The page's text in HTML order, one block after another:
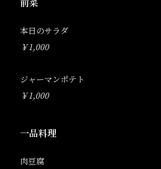
本日のサラダ
￥1,000
ジャーマンポテト
￥1,000
一品料理
肉豆腐